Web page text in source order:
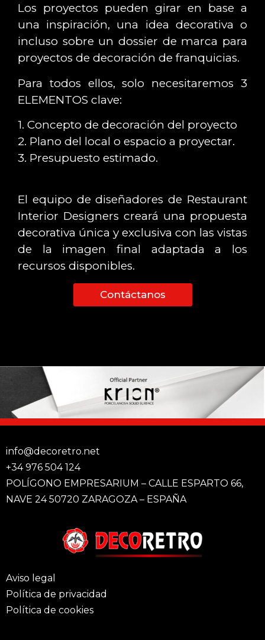
Los proyectos pueden girar en base a
una inspiración, una idea decorativa o
incluso sobre un dossier de marca para
proyectos de decoración de franquicias.
Para todos ellos, solo necesitaremos 3
ELEMENTOS clave:
1. Concepto de decoración del proyecto
2. Plano del local o espacio a proyectar.
3. Presupuesto estimado.
El equipo de diseñadores de Restaurant
Interior Designers creará una propuesta
decorativa única y exclusiva con las vistas
de la imagen final adaptada a los
recursos disponibles.
Contáctanos
info@decoretro.net
+34 976 504 124
POLÍGONO EMPRESARIUM – CALLE ESPARTO 66,
NAVE 24 50720 ZARAGOZA – ESPAÑA
Aviso legal
Política de privacidad
Política de cookies